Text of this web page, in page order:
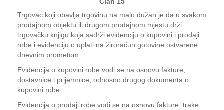
Trgovac koji obavlja trgovinu na malo dužan je da u svakom
prodajnom objektu ili drugom prodajnom mjestu drži
trgovačku knjigu koja sadrži evidenciju o kupovini i prodaji
robe i evidenciju o uplati na žiroračun gotovine ostvarene
dnevnim prometom.
Evidencija o kupovini robe vodi se na osnovu fakture,
dostavnice i prijemnice, odnosno drugog dokumenta o
kupovini robe.
Evidencija o prodaji robe vodi se na osnovu fakture, trake